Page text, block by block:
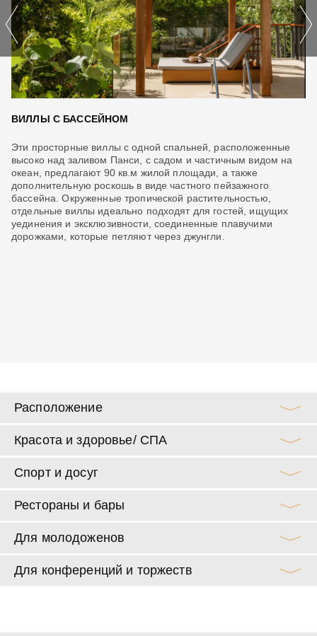
ВИЛЛЫ С БАССЕЙНОМ
Эти просторные виллы с одной спальней, расположенные
высоко над заливом Панси, с садом и частичным видом на
океан, предлагают 90 кв.м жилой площади, а также
дополнительную роскошь в виде частного пейзажного
бассейна. Окруженные тропической растительностью,
отдельные виллы идеально подходят для гостей, ищущих
уединения и эксклюзивности, соединенные плавучими
дорожками, которые петляют через джунгли.
Расположение
Красота и здоровье/ СПА
Спорт и досуг
Рестораны и бары
Для молодоженов
Для конференций и торжеств